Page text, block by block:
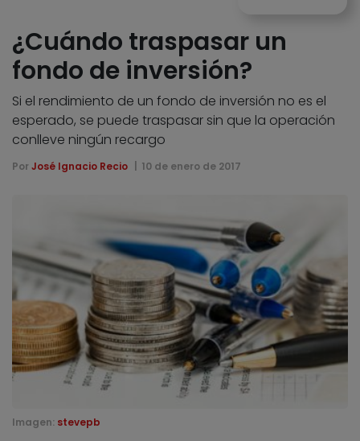
¿Cuándo traspasar un
fondo de inversión?
Si el rendimiento de un fondo de inversión no es el
esperado, se puede traspasar sin que la operación
conlleve ningún recargo
Por José Ignacio Recio 10 de enero de 2017
Imagen: stevepb